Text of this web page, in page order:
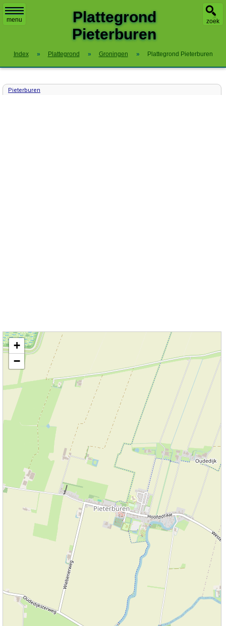
menu zoek
Plattegrond
Pieterburen
Index » Plattegrond » Groningen » Plattegrond Pieterburen
Pieterburen
Kaart / Plattegrond Pieterburen centrum
+
−